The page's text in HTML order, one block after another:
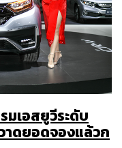
มเอสยูวีระดับ
าดยอดจองแล้วก